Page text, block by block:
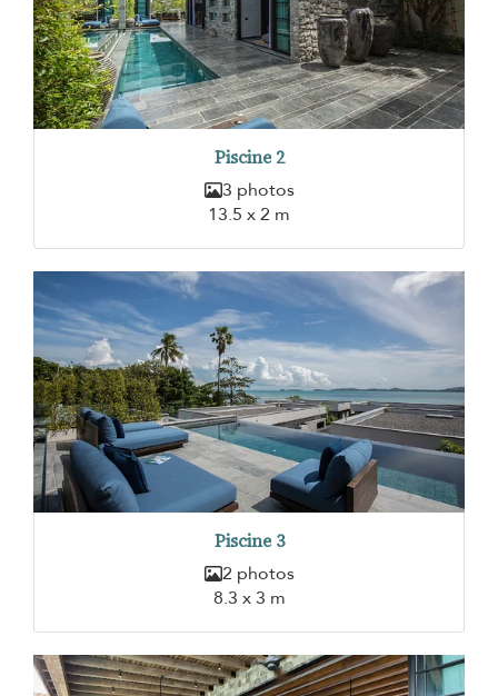
Piscine 2
3 photos
13.5 x 2 m
Piscine 3
2 photos
8.3 x 3 m